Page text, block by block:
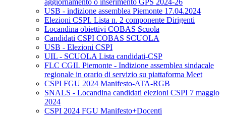
aggiornamento o inserimento GPS 2024-26
USB - indizione assemblea Piemonte 17.04.2024
Elezioni CSPI. Lista n. 2 componente Dirigenti
Locandina obiettivi COBAS Scuola
Candidati CSPI COBAS SCUOLA
USB - Elezioni CSPI
UIL - SCUOLA Lista candidati-CSP
FLC CGIL Piemonte - Indizione assemblea sindacale
regionale in orario di servizio su piattaforma Meet
CSPI FGU 2024 Manifesto-ATA-RGB
SNALS - Locandina candidati elezioni CSPI 7 maggio
2024
CSPI 2024 FGU Manifesto+Docenti